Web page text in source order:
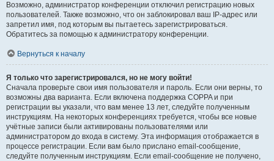
Возможно, администратор конференции отключил регистрацию новых
пользователей. Также возможно, что он заблокировал ваш IP-адрес или
запретил имя, под которым вы пытаетесь зарегистрироваться.
Обратитесь за помощью к администратору конференции.
Вернуться к началу
Я только что зарегистрировался, но не могу войти!
Сначала проверьте свои имя пользователя и пароль. Если они верны, то
возможны два варианта. Если включена поддержка COPPA и при
регистрации вы указали, что вам менее 13 лет, следуйте полученным
инструкциям. На некоторых конференциях требуется, чтобы все новые
учётные записи были активированы пользователями или
администратором до входа в систему. Эта информация отображается в
процессе регистрации. Если вам было прислано email-сообщение,
следуйте полученным инструкциям. Если email-сообщение не получено,